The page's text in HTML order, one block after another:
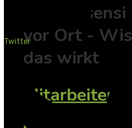
vor Ort -
das wirkt
Twitter